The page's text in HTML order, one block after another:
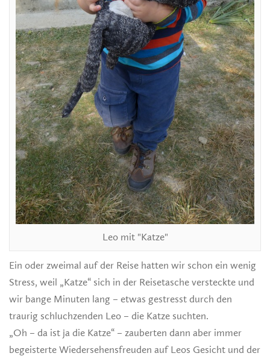
Leo mit "Katze"
Ein oder zweimal auf der Reise hatten wir schon ein wenig
Stress, weil „Katze“ sich in der Reisetasche versteckte und
wir bange Minuten lang – etwas gestresst durch den
traurig schluchzenden Leo – die Katze suchten.
„Oh – da ist ja die Katze“ – zauberten dann aber immer
begeisterte Wiedersehensfreuden auf Leos Gesicht und der